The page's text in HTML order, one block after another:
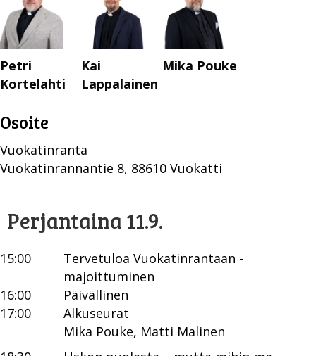
Petri
Kortelahti
Kai
Lappalainen
Mika Pouke
Osoite
Vuokatinranta
Vuokatinrannantie 8, 88610 Vuokatti
Perjantaina 11.9.
15:00
Tervetuloa Vuokatinrantaan -
majoittuminen
16:00
Päivällinen
17:00
Alkuseurat
Mika Pouke, Matti Malinen